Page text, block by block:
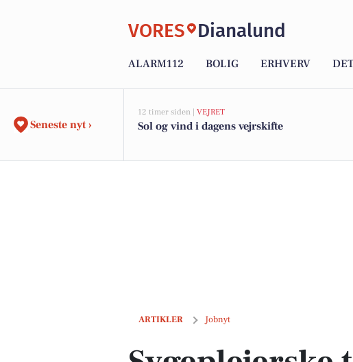
VORES Dianalund
ALARM112 BOLIG ERHVERV
Seneste nyt ›
12 timer siden | VEJRET
Sol og vind i dagens vejrskifte
ARTIKLER Jobnyt
Sygeplejerske til specialiseret børneafdeling på